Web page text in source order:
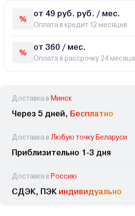
от 49 руб. руб. / мес.
Оплата в кредит 12 месяцев
от 360 / мес.
Оплата в рассрочку 24 месяца
Доставка в Минск
Через 5 дней, Бесплатно
Доставка в Любую точку Беларуси
Приблизительно 1-3 дня
Доставка в Россию
СДЭК, ПЭК индивидуально